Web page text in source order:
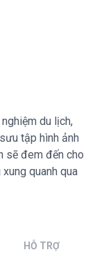
du lịch,
tập hình ảnh
sẽ đem đến cho
quanh qua
HỖ TRỢ